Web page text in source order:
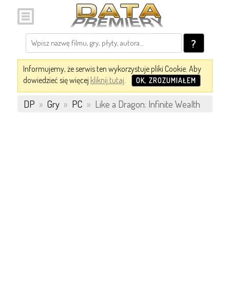
?
Informujemy, że serwis ten wykorzystuje pliki Cookie. Aby
dowiedzieć się więcej kliknij tutaj. OK, ZROZUMIAŁEM
DP » Gry » PC » Like a Dragon: Infinite Wealth